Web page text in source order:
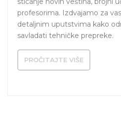
profesorima. Izdvajamo za
detaljnim uputstvima kako
savladati tehničke prepreke.
PROČITAJTE VIŠE